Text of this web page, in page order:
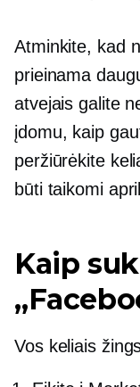
Atminkite, kad
prieinama
atvejais galite
įdomu, kaip
peržiūrėkite
būti taikomi
Kaip
Vos keliais